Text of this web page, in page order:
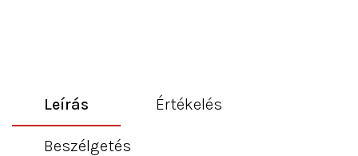
Leírás Értékelés
Beszélgetés